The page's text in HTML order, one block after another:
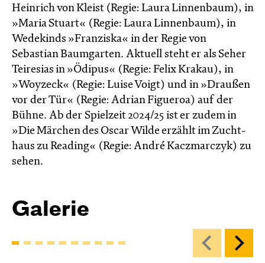
Heinrich von Kleist (Regie: Laura Linnenbaum), in
»Maria Stuart« (Regie: Laura Linnenbaum), in
Wedekinds »Franziska« in der Regie von
Sebastian Baumgarten. Aktuell steht er als Seher
Teiresias in »Ödipus« (Regie: Felix Krakau), in
»Woyzeck« (Regie: Luise Voigt) und in »Draußen
vor der Tür« (Regie: Adrian Figueroa) auf der
Bühne. Ab der Spielzeit 2024/25 ist er zudem in
»Die Märchen des Oscar Wilde erzählt im Zucht­
haus zu Reading« (Regie: André Kacz­marc­zyk) zu
sehen.
Galerie